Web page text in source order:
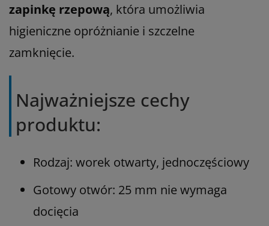
zapinkę rzepową, która umożliwia
higieniczne opróżnianie i szczelne
zamknięcie.
Najważniejsze cechy
produktu:
Rodzaj: worek otwarty, jednoczęściowy
Gotowy otwór: 25 mm nie wymaga
docięcia